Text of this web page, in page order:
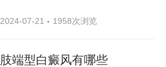
2024-07-21 1958次浏览
肢端型白癜风有哪些